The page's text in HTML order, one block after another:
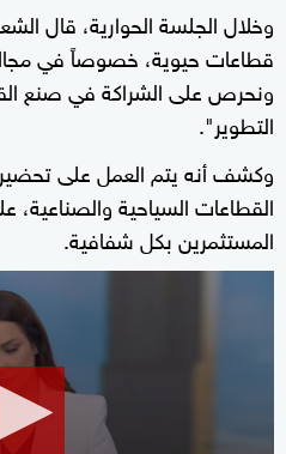
وخلال الجلسة الحوارية، قال
قطاعات حيوية، خصوصاً في
ونحرص على الشراكة في صنع
التطوير".
وكشف أنه يتم العمل على
القطاعات السياحية
المستثمرين بكل شفافية.